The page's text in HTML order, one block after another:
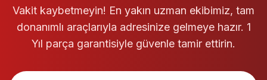
Vakit kaybetmeyin! En yakın uzman ekibimiz, tam
donanımlı araçlarıyla adresinize gelmeye hazır. 1
Yıl parça garantisiyle güvenle tamir ettirin.